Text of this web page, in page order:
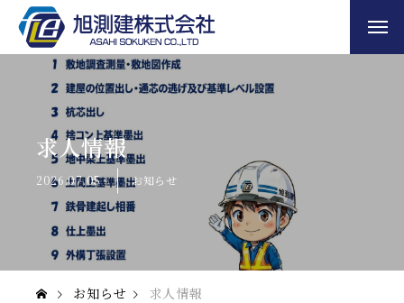
TOP
求人情報
2026.07.05 お知らせ
お知らせ 求人情報